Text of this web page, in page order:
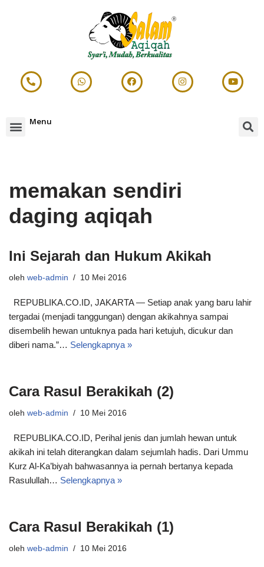
Menu
memakan sendiri
daging aqiqah
Ini Sejarah dan Hukum Akikah
oleh web-admin 10 Mei 2016
REPUBLIKA.CO.ID, JAKARTA — Setiap anak yang baru lahir
tergadai (menjadi tanggungan) dengan akikahnya sampai
disembelih hewan untuknya pada hari ketujuh, dicukur dan
diberi nama.”… Selengkapnya »
Cara Rasul Berakikah (2)
oleh web-admin 10 Mei 2016
REPUBLIKA.CO.ID, Perihal jenis dan jumlah hewan untuk
akikah ini telah diterangkan dalam sejumlah hadis. Dari Ummu
Kurz Al-Ka’biyah bahwasannya ia pernah bertanya kepada
Rasulullah… Selengkapnya »
Cara Rasul Berakikah (1)
oleh web-admin 10 Mei 2016